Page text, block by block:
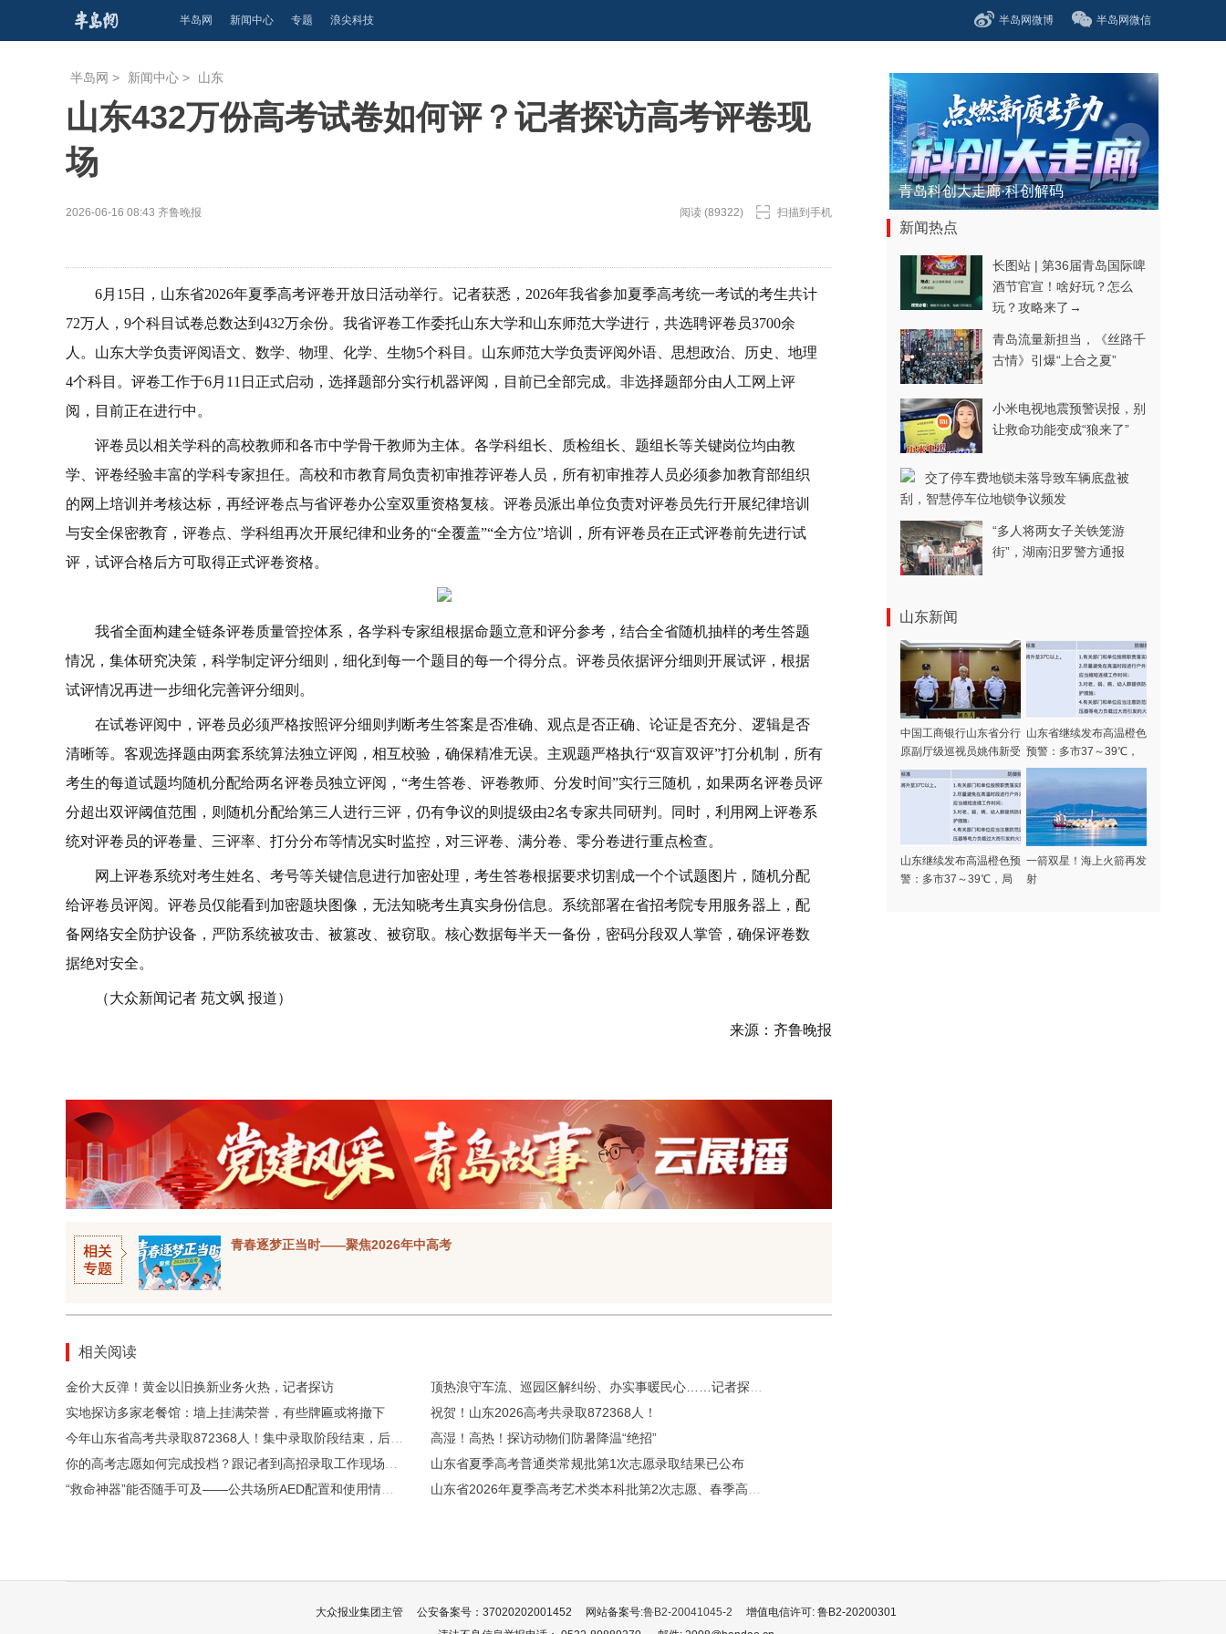
半岛网 新闻中心 专题 浪尖科技 半岛网微博 半岛网微信
半岛网 > 新闻中心 > 山东
山东432万份高考试卷如何评？记者探访高考评卷现
场
2026-06-16 08:43 齐鲁晚报 阅读 (89322) 扫描到手机
6月15日，山东省2026年夏季高考评卷开放日活动举行。记者获悉，2026年我省参加夏季高考统一考试的考生共计
72万人，9个科目试卷总数达到432万余份。我省评卷工作委托山东大学和山东师范大学进行，共选聘评卷员3700余
人。山东大学负责评阅语文、数学、物理、化学、生物5个科目。山东师范大学负责评阅外语、思想政治、历史、地理
4个科目。评卷工作于6月11日正式启动，选择题部分实行机器评阅，目前已全部完成。非选择题部分由人工网上评
阅，目前正在进行中。
评卷员以相关学科的高校教师和各市中学骨干教师为主体。各学科组长、质检组长、题组长等关键岗位均由教
学、评卷经验丰富的学科专家担任。高校和市教育局负责初审推荐评卷人员，所有初审推荐人员必须参加教育部组织
的网上培训并考核达标，再经评卷点与省评卷办公室双重资格复核。评卷员派出单位负责对评卷员先行开展纪律培训
与安全保密教育，评卷点、学科组再次开展纪律和业务的“全覆盖”“全方位”培训，所有评卷员在正式评卷前先进行试
评，试评合格后方可取得正式评卷资格。
我省全面构建全链条评卷质量管控体系，各学科专家组根据命题立意和评分参考，结合全省随机抽样的考生答题
情况，集体研究决策，科学制定评分细则，细化到每一个题目的每一个得分点。评卷员依据评分细则开展试评，根据
试评情况再进一步细化完善评分细则。
在试卷评阅中，评卷员必须严格按照评分细则判断考生答案是否准确、观点是否正确、论证是否充分、逻辑是否
清晰等。客观选择题由两套系统算法独立评阅，相互校验，确保精准无误。主观题严格执行“双盲双评”打分机制，所有
考生的每道试题均随机分配给两名评卷员独立评阅，“考生答卷、评卷教师、分发时间”实行三随机，如果两名评卷员评
分超出双评阈值范围，则随机分配给第三人进行三评，仍有争议的则提级由2名专家共同研判。同时，利用网上评卷系
统对评卷员的评卷量、三评率、打分分布等情况实时监控，对三评卷、满分卷、零分卷进行重点检查。
网上评卷系统对考生姓名、考号等关键信息进行加密处理，考生答卷根据要求切割成一个个试题图片，随机分配
给评卷员评阅。评卷员仅能看到加密题块图像，无法知晓考生真实身份信息。系统部署在省招考院专用服务器上，配
备网络安全防护设备，严防系统被攻击、被篡改、被窃取。核心数据每半天一备份，密码分段双人掌管，确保评卷数
据绝对安全。
（大众新闻记者 苑文飒 报道）
来源：齐鲁晚报
青春逐梦正当时——聚焦2026年中高考
相关阅读
金价大反弹！黄金以旧换新业务火热，记者探访
顶热浪守车流、巡园区解纠纷、办实事暖民心……记者探访高温下的啤酒节守护者
实地探访多家老餐馆：墙上挂满荣誉，有些牌匾或将撤下
祝贺！山东2026高考共录取872368人！
今年山东省高考共录取872368人！集中录取阶段结束，后续还有多种升学渠道
高湿！高热！探访动物们防暑降温“绝招”
你的高考志愿如何完成投档？跟记者到高招录取工作现场看看吧
山东省夏季高考普通类常规批第1次志愿录取结果已公布
“救命神器”能否随手可及——公共场所AED配置和使用情况探访
山东省2026年夏季高考艺术类本科批第2次志愿、春季高考本科批第2次志愿填报注意事项
青岛科创大走廊·科创解码
新闻热点
长图站 | 第36届青岛国际啤
酒节官宣！啥好玩？怎么
玩？攻略来了→
青岛流量新担当，《丝路千
古情》引爆“上合之夏”
小米电视地震预警误报，别
让救命功能变成“狼来了”
交了停车费地锁未落导致车辆底盘被
刮，智慧停车位地锁争议频发
“多人将两女子关铁笼游
街”，湖南汨罗警方通报
山东新闻
中国工商银行山东省分行
原副厅级巡视员姚伟新受
贿案一审公开宣判
山东省继续发布高温橙色
预警：多市37～39℃，
局部可达40℃以上
山东继续发布高温橙色预
警：多市37～39℃，局
一箭双星！海上火箭再发
射
大众报业集团主管 公安备案号：37020202001452 网站备案号:鲁B2-20041045-2
增值电信许可: 鲁B2-20200301